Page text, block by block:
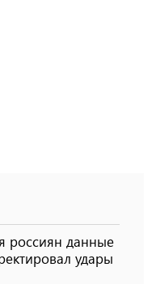
россиян данные
удары